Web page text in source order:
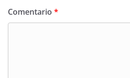
Comentario *